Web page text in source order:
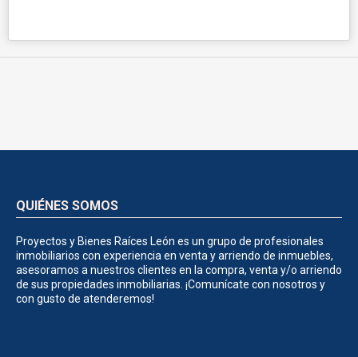
QUIÉNES SOMOS
Proyectos y Bienes Raíces León es un grupo de profesionales
inmobiliarios con experiencia en venta y arriendo de inmuebles,
asesoramos a nuestros clientes en la compra, venta y/o arriendo
de sus propiedades inmobiliarias. ¡Comunícate con nosotros y
con gusto de atenderemos!